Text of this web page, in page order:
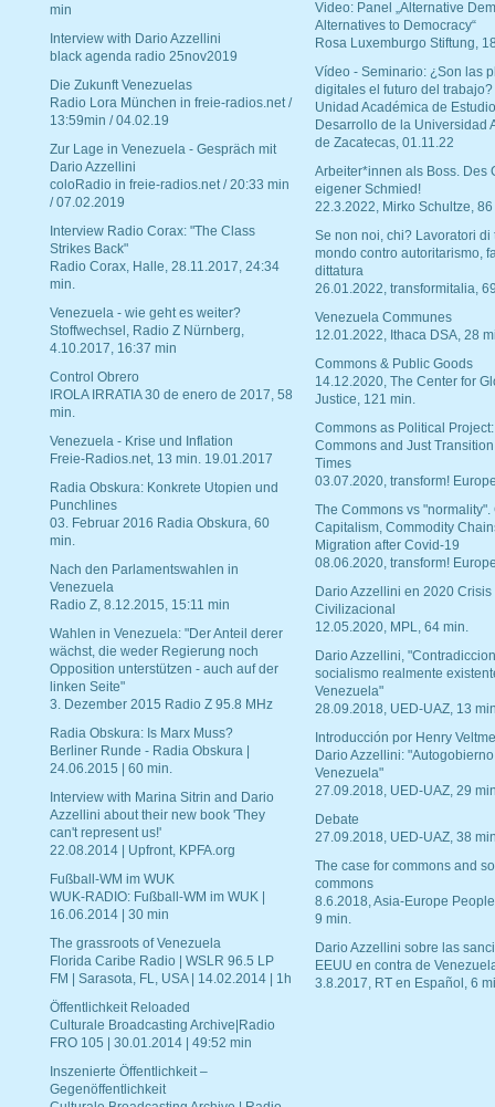
min
Interview with Dario Azzellini
black agenda radio 25nov2019
Die Zukunft Venezuelas
Radio Lora München in freie-radios.net /
13:59min / 04.02.19
Zur Lage in Venezuela - Gespräch mit
Dario Azzellini
coloRadio in freie-radios.net / 20:33 min
/ 07.02.2019
Interview Radio Corax: "The Class
Strikes Back"
Radio Corax, Halle, 28.11.2017, 24:34
min.
Venezuela - wie geht es weiter?
Stoffwechsel, Radio Z Nürnberg,
4.10.2017, 16:37 min
Control Obrero
IROLA IRRATIA 30 de enero de 2017, 58
min.
Venezuela - Krise und Inflation
Freie-Radios.net, 13 min. 19.01.2017
Radia Obskura: Konkrete Utopien und
Punchlines
03. Februar 2016 Radia Obskura, 60
min.
Nach den Parlamentswahlen in
Venezuela
Radio Z, 8.12.2015, 15:11 min
Wahlen in Venezuela: "Der Anteil derer
wächst, die weder Regierung noch
Opposition unterstützen - auch auf der
linken Seite"
3. Dezember 2015 Radio Z 95.8 MHz
Radia Obskura: Is Marx Muss?
Berliner Runde - Radia Obskura |
24.06.2015 | 60 min.
Interview with Marina Sitrin and Dario
Azzellini about their new book 'They
can't represent us!'
22.08.2014 | Upfront, KPFA.org
Fußball-WM im WUK
WUK-RADIO: Fußball-WM im WUK |
16.06.2014 | 30 min
The grassroots of Venezuela
Florida Caribe Radio | WSLR 96.5 LP
FM | Sarasota, FL, USA | 14.02.2014 | 1h
Öffentlichkeit Reloaded
Culturale Broadcasting Archive|Radio
FRO 105 | 30.01.2014 | 49:52 min
Inszenierte Öffentlichkeit –
Gegenöffentlichkeit
Video: Panel „Alternative
Alternatives to Democracy“
Rosa Luxemburgo Stiftung,
Vídeo - Seminario: ¿Son las
digitales el futuro del trabajo?
Unidad Académica de
Desarrollo de la Universidad
de Zacatecas, 01.11.22
Arbeiter*innen als Boss. Des
eigener Schmied!
22.3.2022, Mirko Schultze, 86
Se non noi, chi? Lavoratori di
mondo contro autoritarismo,
dittatura
26.01.2022, transformitalia,
Venezuela Communes
12.01.2022, Ithaca DSA, 28
Commons & Public Goods
14.12.2020, The Center for
Justice, 121 min.
Commons as Political Project:
Commons and Just
Times
03.07.2020, transform!
The Commons vs "normality".
Capitalism, Commodity
Migration after Covid-19
08.06.2020, transform!
Dario Azzellini en 2020 Crisis
Civilizacional
12.05.2020, MPL, 64 min.
Dario Azzellini,
socialismo realmente
Venezuela"
28.09.2018, UED-UAZ, 13
Introducción por Henry
Dario Azzellini:
Venezuela"
27.09.2018, UED-UAZ, 29
Debate
27.09.2018, UED-UAZ, 38
The case for commons and
commons
8.6.2018, Asia-Europe
9 min.
Dario Azzellini sobre las
EEUU en contra de
3.8.2017, RT en Español, 6